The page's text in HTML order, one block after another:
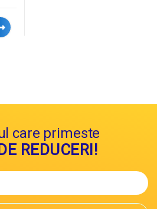
care primeste
REDUCERI!